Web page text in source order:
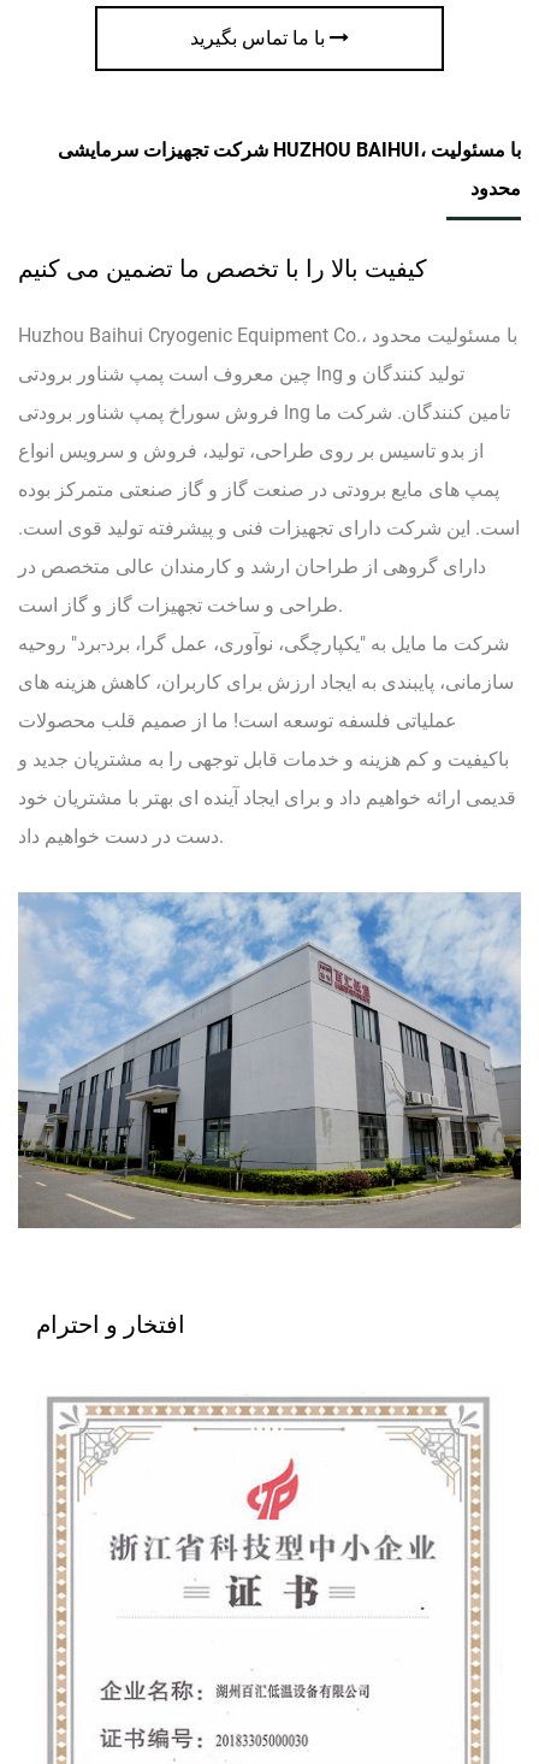
با ما تماس بگیرید
شرکت تجهیزات سرمایشی HUZHOU BAIHUI، با مسئولیت
محدود
کیفیت بالا را با تخصص ما تضمین می کنیم
Huzhou Baihui Cryogenic Equipment Co.، با مسئولیت محدود
چین معروف است
پمپ شناور برودتی lng تولید کنندگان و
فروش سوراخ پمپ شناور برودتی lng تامین کنندگان. شرکت ما
از بدو تاسیس بر روی طراحی، تولید، فروش و سرویس انواع
پمپ های مایع برودتی در صنعت گاز و گاز صنعتی متمرکز بوده
است. این شرکت دارای تجهیزات فنی و پیشرفته تولید قوی است.
دارای گروهی از طراحان ارشد و کارمندان عالی متخصص در
طراحی و ساخت تجهیزات گاز و گاز است.
شرکت ما مایل به "یکپارچگی، نوآوری، عمل گرا، برد-برد" روحیه
سازمانی، پایبندی به ایجاد ارزش برای کاربران، کاهش هزینه های
عملیاتی فلسفه توسعه است! ما از صمیم قلب محصولات
باکیفیت و کم هزینه و خدمات قابل توجهی را به مشتریان جدید و
قدیمی ارائه خواهیم داد و برای ایجاد آینده ای بهتر با مشتریان خود
دست در دست خواهیم داد.
افتخار و احترام